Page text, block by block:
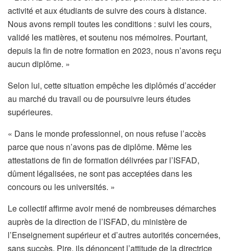
activité et aux étudiants de suivre des cours à distance.
Nous avons rempli toutes les conditions : suivi les cours,
validé les matières, et soutenu nos mémoires. Pourtant,
depuis la fin de notre formation en 2023, nous n’avons reçu
aucun diplôme. »
Selon lui, cette situation empêche les diplômés d’accéder
au marché du travail ou de poursuivre leurs études
supérieures.
« Dans le monde professionnel, on nous refuse l’accès
parce que nous n’avons pas de diplôme. Même les
attestations de fin de formation délivrées par l’ISFAD,
dûment légalisées, ne sont pas acceptées dans les
concours ou les universités. »
Le collectif affirme avoir mené de nombreuses démarches
auprès de la direction de l’ISFAD, du ministère de
l’Enseignement supérieur et d’autres autorités concernées,
sans succès. Pire, ils dénoncent l’attitude de la directrice